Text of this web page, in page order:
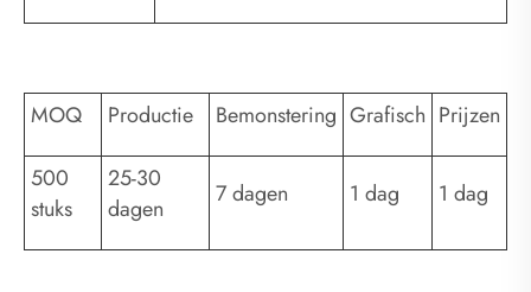
MOQ Productie Bemonstering Grafisch Prijzen
500
stuks
25-30
dagen
7 dagen 1 dag 1 dag